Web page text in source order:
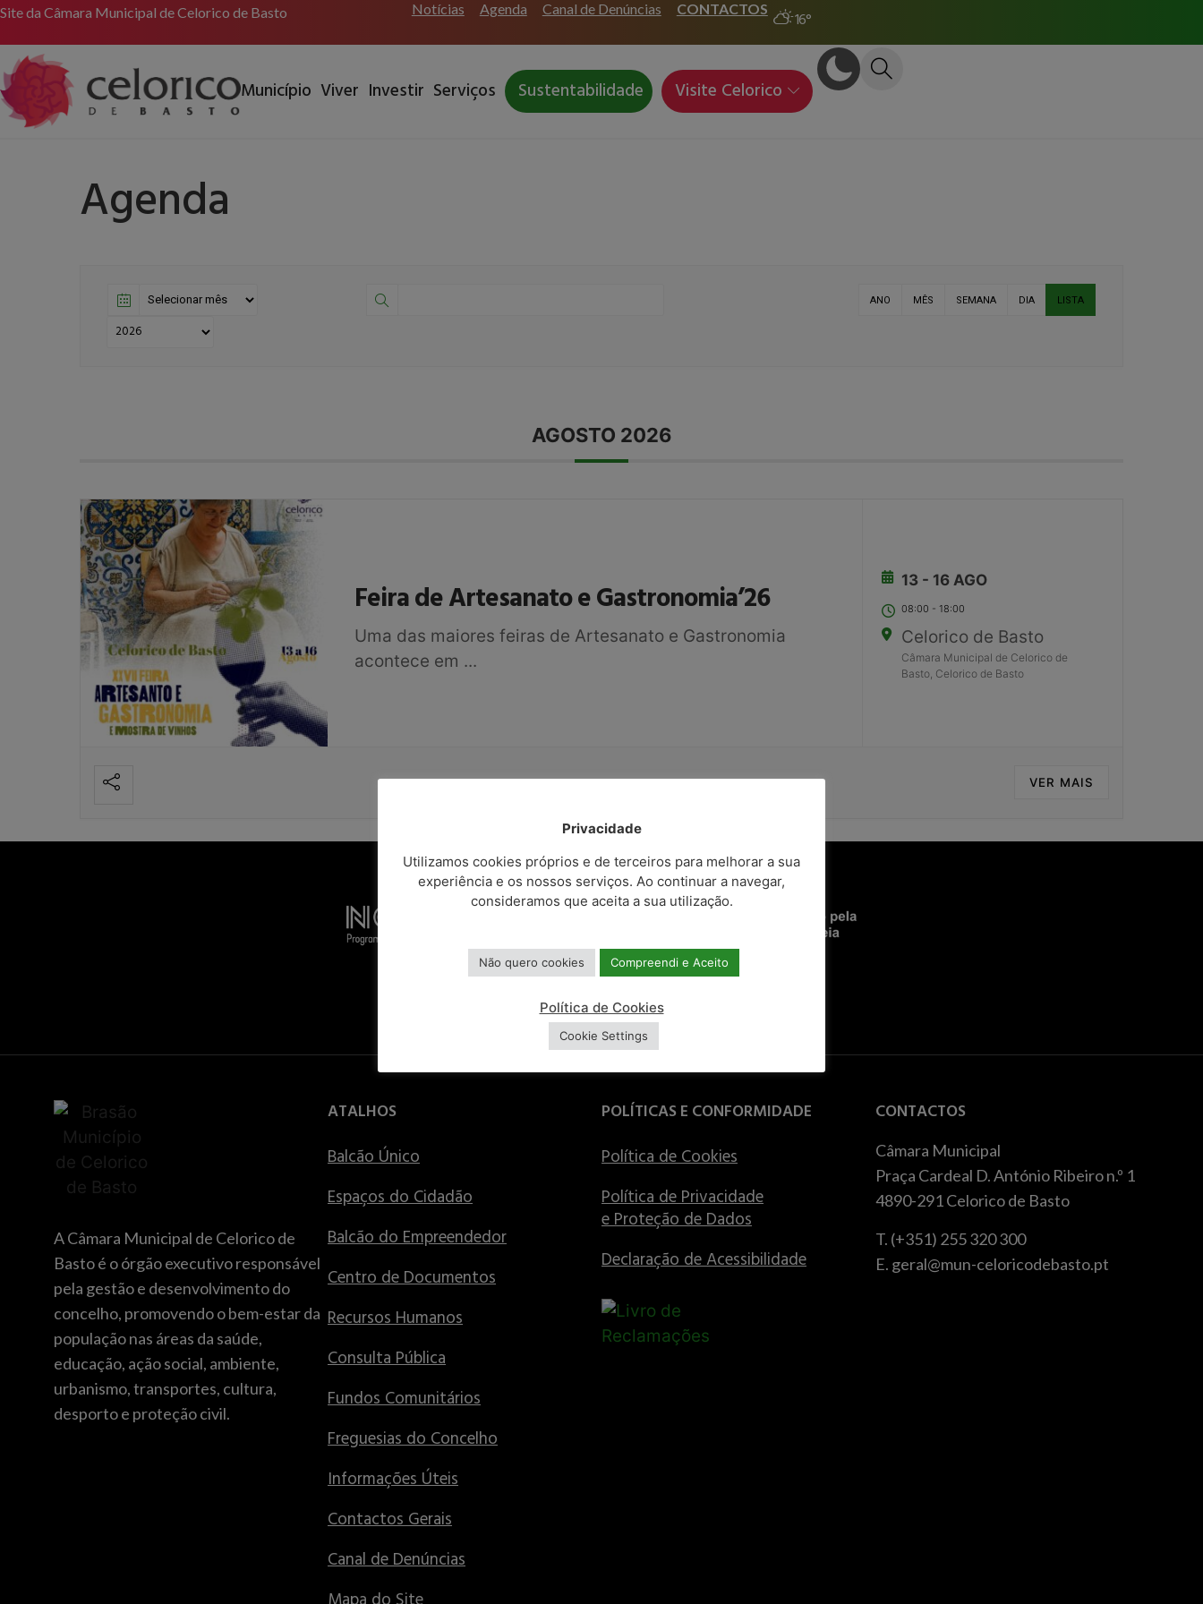
Site da Câmara Municipal de Celorico de Basto Notícias Agenda Canal de Denúncias CONTACTOS
16°
Município Viver Investir Serviços Sustentabilidade Visite Celorico
Agenda
ANO MÊS SEMANA DIA LISTA
AGOSTO 2026
Feira de Artesanato e Gastronomia’26
Uma das maiores feiras de Artesanato e Gastronomia
acontece em ...
13 - 16 AGO
08:00 - 18:00
Celorico de Basto
Câmara Municipal de Celorico de
Basto, Celorico de Basto
VER MAIS
A Câmara Municipal de Celorico de
Basto é o órgão executivo responsável
pela gestão e desenvolvimento do
concelho, promovendo o bem-estar da
população nas áreas da saúde,
educação, ação social, ambiente,
urbanismo, transportes, cultura,
desporto e proteção civil.
ATALHOS
Balcão Único
Espaços do Cidadão
Balcão do Empreendedor
Centro de Documentos
Recursos Humanos
Consulta Pública
Fundos Comunitários
Freguesias do Concelho
Informações Úteis
Contactos Gerais
Canal de Denúncias
POLÍTICAS E CONFORMIDADE
Política de Cookies
Política de Privacidade
e Proteção de Dados
Declaração de Acessibilidade
CONTACTOS
Câmara Municipal
Praça Cardeal D. António Ribeiro n.º 1
4890-291 Celorico de Basto
T. (+351) 255 320 300
E. geral@mun-celoricodebasto.pt
Privacidade
Utilizamos cookies próprios e de terceiros para melhorar a sua
experiência e os nossos serviços. Ao continuar a navegar,
consideramos que aceita a sua utilização.
Não quero cookies Compreendi e Aceito
Política de Cookies
Cookie Settings